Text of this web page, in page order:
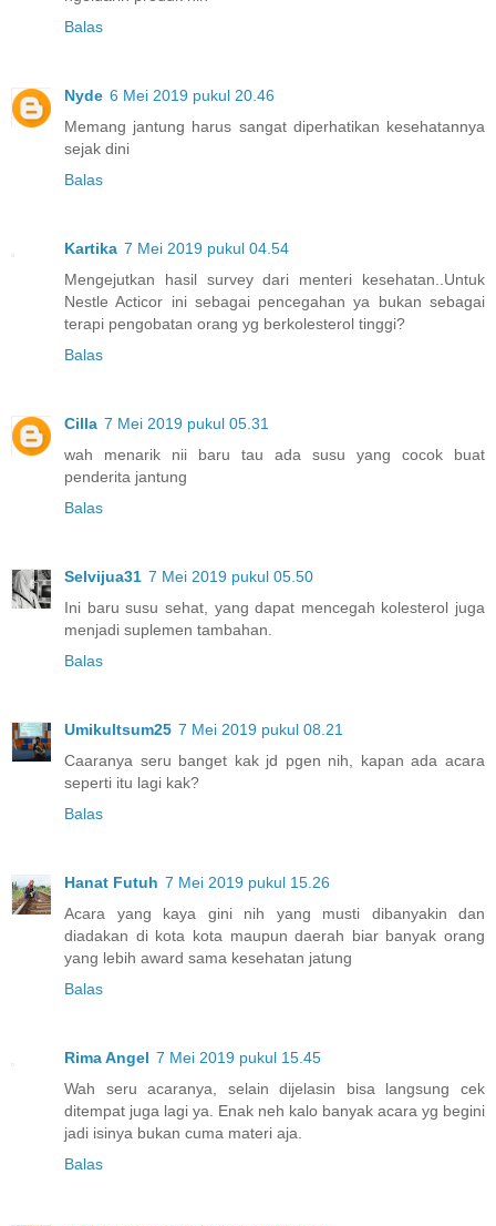
Balas
Nyde 6 Mei 2019 pukul 20.46
Memang jantung harus sangat diperhatikan kesehatannya
sejak dini
Balas
Kartika 7 Mei 2019 pukul 04.54
Mengejutkan hasil survey dari menteri kesehatan..Untuk
Nestle Acticor ini sebagai pencegahan ya bukan sebagai
terapi pengobatan orang yg berkolesterol tinggi?
Balas
Cilla 7 Mei 2019 pukul 05.31
wah menarik nii baru tau ada susu yang cocok buat
penderita jantung
Balas
Selvijua31 7 Mei 2019 pukul 05.50
Ini baru susu sehat, yang dapat mencegah kolesterol juga
menjadi suplemen tambahan.
Balas
Umikultsum25 7 Mei 2019 pukul 08.21
Caaranya seru banget kak jd pgen nih, kapan ada acara
seperti itu lagi kak?
Balas
Hanat Futuh 7 Mei 2019 pukul 15.26
Acara yang kaya gini nih yang musti dibanyakin dan
diadakan di kota kota maupun daerah biar banyak orang
yang lebih award sama kesehatan jatung
Balas
Rima Angel 7 Mei 2019 pukul 15.45
Wah seru acaranya, selain dijelasin bisa langsung cek
ditempat juga lagi ya. Enak neh kalo banyak acara yg begini
jadi isinya bukan cuma materi aja.
Balas